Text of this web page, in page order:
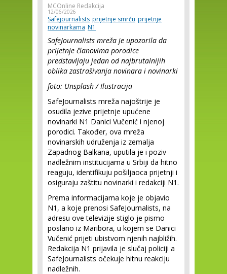
MCOnline Redakcija
12/06/2026
Safejournalists prijetnje smrću prijetnje
novinarkama N1
SafeJournalists mreža je upozorila da
prijetnje članovima porodice
predstavljaju jedan od najbrutalnijih
oblika zastrašivanja novinara i novinarki
foto: Unsplash / Ilustracija
SafeJournalists mreža najoštrije je
osudila jezive prijetnje upućene
novinarki N1 Danici Vučenić i njenoj
porodici. Također, ova mreža
novinarskih udruženja iz zemalja
Zapadnog Balkana, uputila je i poziv
nadležnim institucijama u Srbiji da hitno
reaguju, identifikuju pošiljaoca prijetnji i
osiguraju zaštitu novinarki i redakciji N1.
Prema informacijama koje je objavio
N1, a koje prenosi SafeJournalists, na
adresu ove televizije stiglo je pismo
poslano iz Maribora, u kojem se Danici
Vučenić prijeti ubistvom njenih najbližih.
Redakcija N1 prijavila je slučaj policiji a
SafeJournalists očekuje hitnu reakciju
nadležnih.